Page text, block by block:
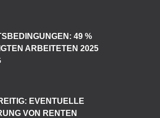
49 %
ARBEITETEN 2025
EVENTUELLE
VON RENTEN